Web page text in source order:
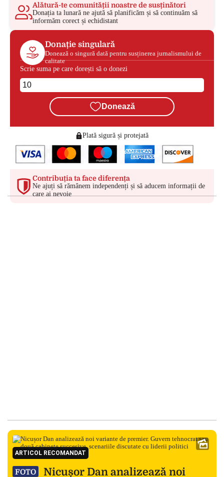
Alătură-te comunității noastre de susținători
Donația ta lunară ne ajută să planificăm și să continuăm să
informăm corect și echidistant
Donație singulară
Donează o singură dată pentru susținerea jurnalismului de
calitate
Scrie suma pe care dorești să o donezi
Donează
Plată sigură și protejată
Contribuția ta face diferența
Ne ajuți să rămânem independenți și să aducem informații de
care ai nevoie
ARTICOL RECOMANDAT
FOTO
Nicușor Dan analizează noi